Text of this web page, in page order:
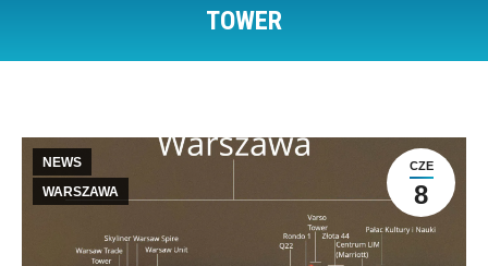
TOWER
CZE
8
NEWS
WARSZAWA